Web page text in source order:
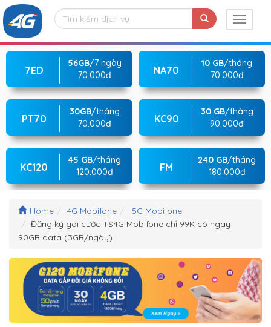
7ED
56GB/7 ngày
70.000đ
NA70
10 GB/tháng
70.000đ
PT70
30GB/tháng
70.000đ
KC90
30 GB/tháng
90.000đ
KC120
45 GB/tháng
120.000đ
FM
240 GB/tháng
180.000đ
Home 4G Mobifone
5G Mobifone
Đăng ký gói cước TS4G Mobifone chỉ 99K có ngay
90GB data (3GB/ngày)